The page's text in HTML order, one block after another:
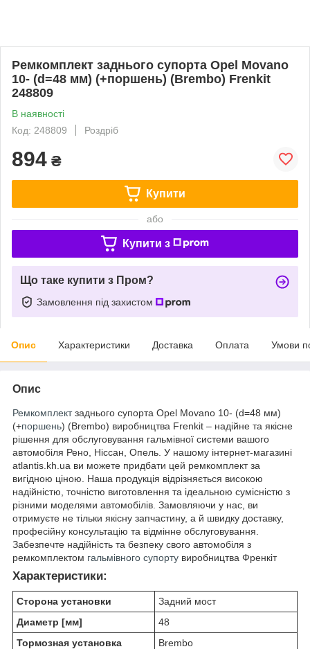
Ремкомплект заднього супорта Opel Movano
10- (d=48 мм) (+поршень) (Brembo) Frenkit
248809
В наявності
Код: 248809
Роздріб
894 ₴
Купити
або
Купити з
Що таке купити з Пром?
Замовлення під захистом
Опис Характеристики Доставка Оплата Умови
Опис
Ремкомплектзаднього супорта Opel Movano 10- (d=48 мм)
(+поршень) (Brembo) виробництва Frenkit – надійне та якісне
рішення для обслуговування гальмівної системи вашого
автомобіля Рено, Ніссан, Опель. У нашому інтернет-магазині
atlantis.kh.ua ви можете придбати цей ремкомплект за
вигідною ціною. Наша продукція відрізняється високою
надійністю, точністю виготовлення та ідеальною сумісністю з
різними моделями автомобілів. Замовляючи у нас, ви
отримуєте не тільки якісну запчастину, а й швидку доставку,
професійну консультацію та відмінне обслуговування.
Забезпечте надійність та безпеку свого автомобіля з
ремкомплектом гальмівного супорту виробництва Френкіт
Характеристики:
Сторона установки
Задний мост
Диаметр [мм]
48
Тормозная установка
Brembo